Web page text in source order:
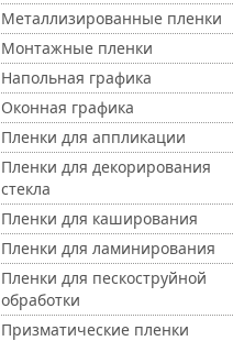
Металлизированные пленки
Монтажные пленки
Напольная графика
Оконная графика
Пленки для аппликации
Пленки для декорирования
стекла
Пленки для каширования
Пленки для ламинирования
Пленки для пескоструйной
обработки
Призматические пленки